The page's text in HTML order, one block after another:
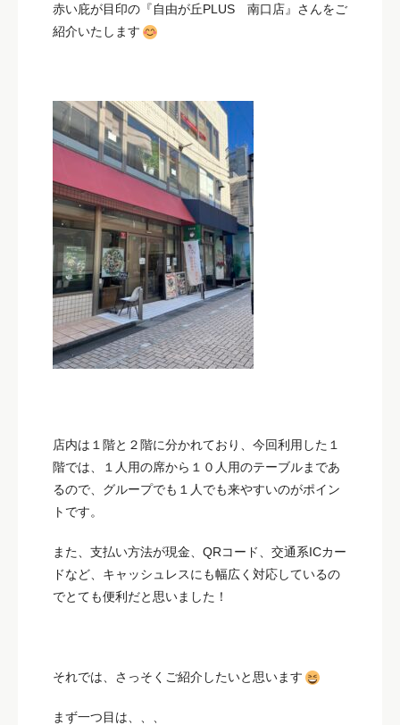
赤い庇が目印の『自由が丘PLUS 南口店』さんをご
紹介いたします
店内は１階と２階に分かれており、今回利用した１
階では、１人用の席から１０人用のテーブルまであ
るので、グループでも１人でも来やすいのがポイン
トです。
また、支払い方法が現金、QRコード、交通系ICカー
ドなど、キャッシュレスにも幅広く対応しているの
でとても便利だと思いました！
それでは、さっそくご紹介したいと思います
まず一つ目は、、、